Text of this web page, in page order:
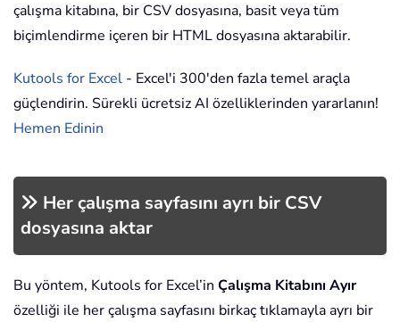
çalışma kitabına, bir CSV dosyasına, basit veya tüm
biçimlendirme içeren bir HTML dosyasına aktarabilir.
Kutools for Excel - Excel'i 300'den fazla temel araçla
güçlendirin. Sürekli ücretsiz AI özelliklerinden yararlanın!
Hemen Edinin
Her çalışma sayfasını ayrı bir CSV
dosyasına aktar
Bu yöntem, Kutools for Excel’in Çalışma Kitabını Ayır
özelliği ile her çalışma sayfasını birkaç tıklamayla ayrı bir